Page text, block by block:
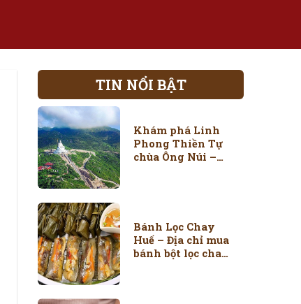
TIN NỔI BẬT
Khám phá Linh
Phong Thiền Tự
chùa Ông Núi –
Bánh Lọc Chay
Huế – Địa chỉ mua
bánh bột lọc chay